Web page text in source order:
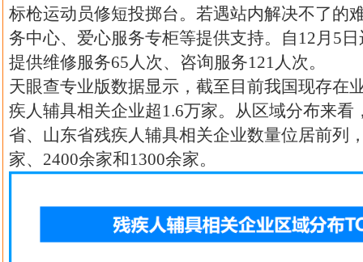
标枪运动员修短投掷台。若遇站内解决不了的
务中心、爱心服务专柜等提供支持。自12月5
提供维修服务65人次、咨询服务121人次。
天眼查专业版数据显示，截至目前我国现存在
疾人辅具相关企业超1.6万家。从区域分布来看
省、山东省残疾人辅具相关企业数量位居前列
家、2400余家和1300余家。